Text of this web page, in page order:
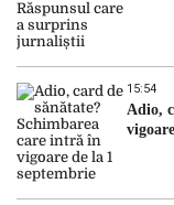
15:54
Adio,